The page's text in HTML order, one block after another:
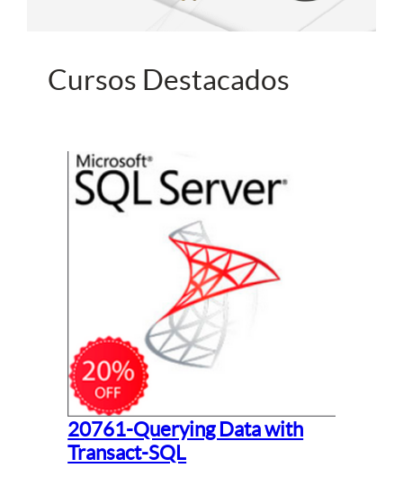
Cursos Destacados
20761-Querying Data with
Transact-SQL